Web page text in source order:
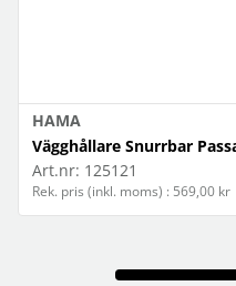
HAMA
Vägghållare Snurrbar
Art.nr: 125121
Rek. pris (inkl. moms) : 569,00 kr